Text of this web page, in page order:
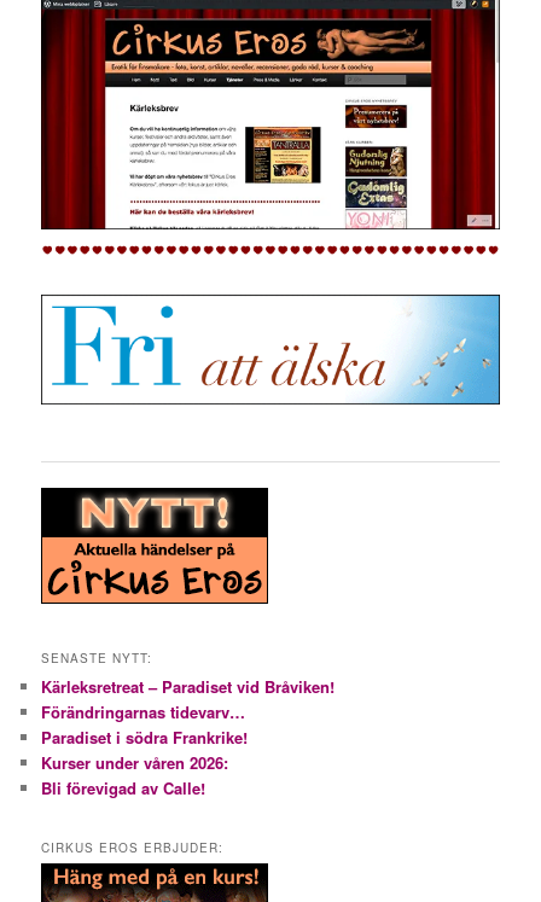
SENASTE NYTT:
Kärleksretreat – Paradiset vid Bråviken!
Förändringarnas tidevarv…
Paradiset i södra Frankrike!
Kurser under våren 2026:
Bli förevigad av Calle!
CIRKUS EROS ERBJUDER: